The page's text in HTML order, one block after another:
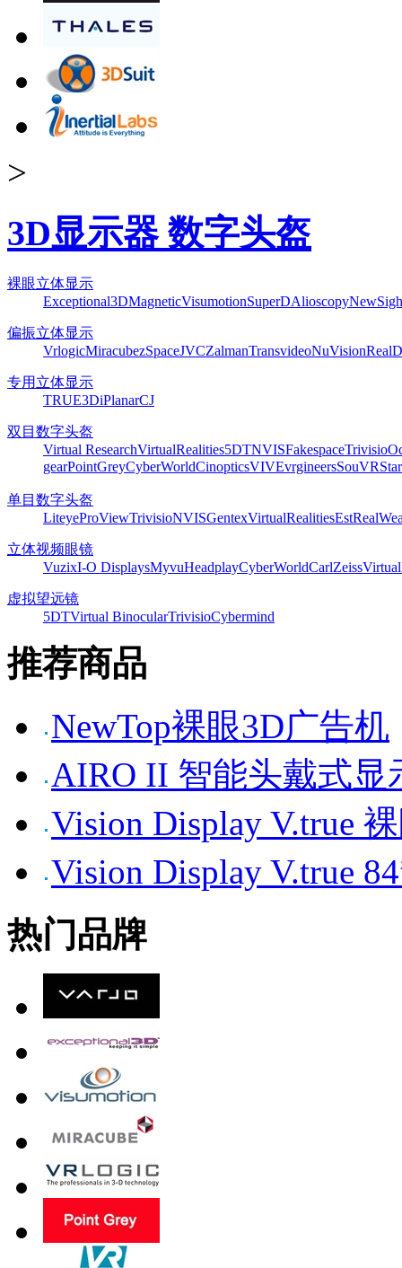
>
3D显示器 数字头盔
裸眼立体显示
Exceptional3DMagneticVisumotionSuperDAlioscopy
偏振立体显示
VrlogicMiracubezSpaceJVCZalmanTransvideoNuVisionRealD
专用立体显示
TRUE3DiPlanarCJ
双目数字头盔
Virtual ResearchVirtualRealities5DTNVISFakespaceTrivisio
gearPointGreyCyberWorldCinopticsVIVEvrgineersSouVR
单目数字头盔
LiteyeProViewTrivisioNVISGentexVirtualRealitiesEst
立体视频眼镜
VuzixI-O DisplaysMyvuHeadplayCyberWorldCarlZeiss
虚拟望远镜
5DTVirtual BinocularTrivisioCybermind
推荐商品
NewTop裸眼3D广告机
AIRO II 智能头戴式显
Vision Display V.true
Vision Display V.true
热门品牌